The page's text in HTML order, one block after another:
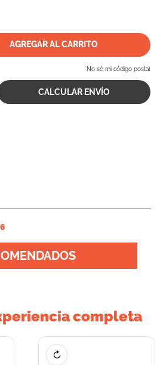
AGREGAR AL CARRITO
No sé mi código postal
completa
↻